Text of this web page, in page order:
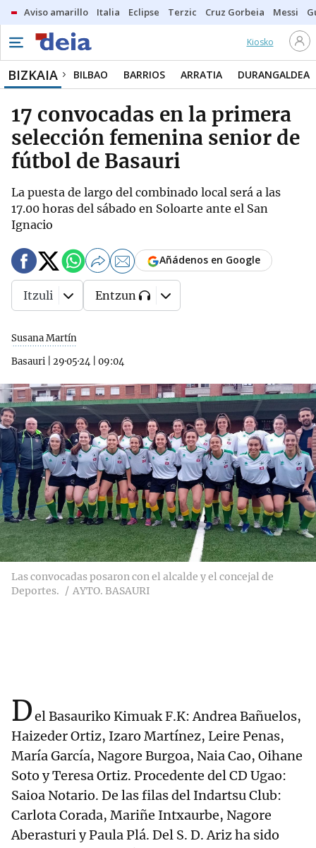
Aviso amarillo Italia Eclipse Terzic Cruz Gorbeia Messi
Kiosko
BIZKAIA BILBAO BARRIOS ARRATIA DURANGALDEA
17 convocadas en la primera
selección femenina senior de
fútbol de Basauri
La puesta de largo del combinado local será a las
17.00 horas del sábado en Soloarte ante el San
Ignacio
Susana Martín
Basauri
29·05·24 09:04
Añádenos en Google
Itzuli Entzun
Las convocadas posaron con el alcalde y el concejal de
Deportes.
AYTO. BASAURI
Del Basauriko Kimuak F.K: Andrea Bañuelos,
Haizeder Ortiz, Izaro Martínez, Leire Penas,
María García, Nagore Burgoa, Naia Cao, Oihane
Soto y Teresa Ortiz. Procedente del CD Ugao:
Saioa Notario. De las filas del Indartsu Club:
Carlota Corada, Mariñe Intxaurbe, Nagore
Aberasturi y Paula Plá. Del S. D. Ariz ha sido